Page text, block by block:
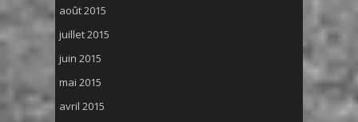
août 2015
juillet 2015
juin 2015
mai 2015
avril 2015